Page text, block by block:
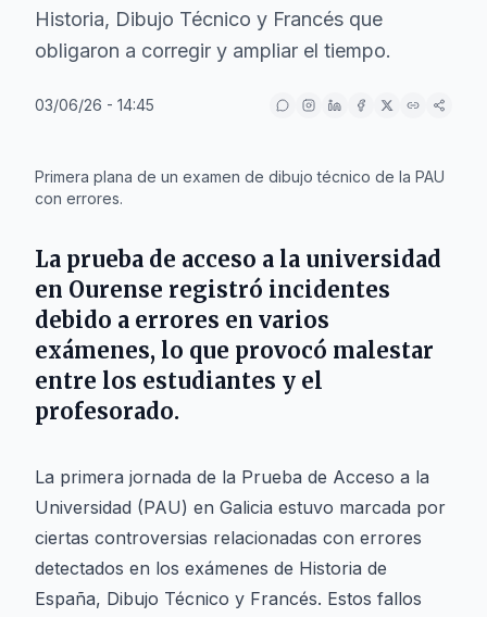
Historia, Dibujo Técnico y Francés que
obligaron a corregir y ampliar el tiempo.
03/06/26 - 14:45
Primera plana de un examen de dibujo técnico de la PAU
con errores.
La prueba de acceso a la universidad
en Ourense registró incidentes
debido a errores en varios
exámenes, lo que provocó malestar
entre los estudiantes y el
profesorado.
La primera jornada de la Prueba de Acceso a la
Universidad (PAU) en Galicia estuvo marcada por
ciertas controversias relacionadas con errores
detectados en los exámenes de Historia de
España, Dibujo Técnico y Francés. Estos fallos